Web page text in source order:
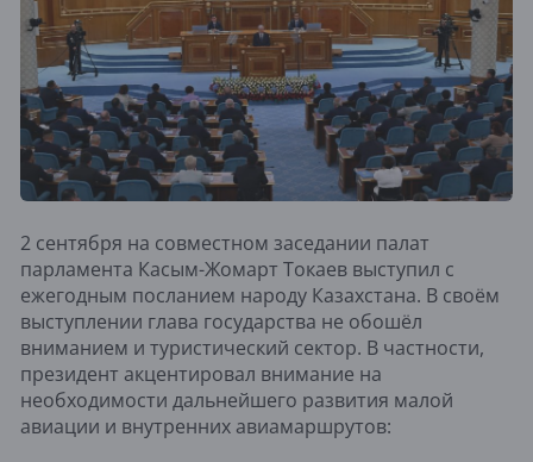
2 сентября на совместном заседании палат
парламента Касым-Жомарт Токаев выступил с
ежегодным посланием народу Казахстана. В своём
выступлении глава государства не обошёл
вниманием и туристический сектор. В частности,
президент акцентировал внимание на
необходимости дальнейшего развития малой
авиации и внутренних авиамаршрутов: